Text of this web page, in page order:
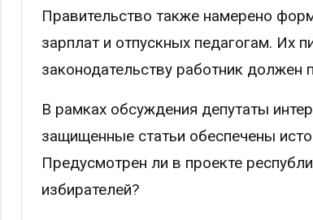
Правительство также намерено
зарплат и отпускных педагогам. Их
законодательству работник должен
В рамках обсуждения депутаты
защищенные статьи обеспечены
Предусмотрен ли в проекте
избирателей?